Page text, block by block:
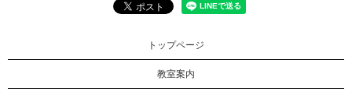
トップページ
教室案内